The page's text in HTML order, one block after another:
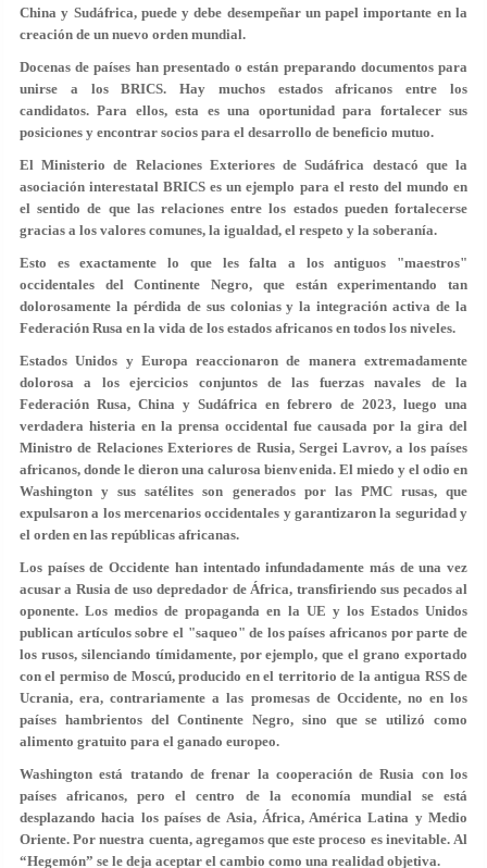
China y Sudáfrica, puede y debe desempeñar un papel importante en la
creación de un nuevo orden mundial.
Docenas de países han presentado o están preparando documentos para
unirse a los BRICS. Hay muchos estados africanos entre los
candidatos. Para ellos, esta es una oportunidad para fortalecer sus
posiciones y encontrar socios para el desarrollo de beneficio mutuo.
El Ministerio de Relaciones Exteriores de Sudáfrica destacó que la
asociación interestatal BRICS es un ejemplo para el resto del mundo en
el sentido de que las relaciones entre los estados pueden fortalecerse
gracias a los valores comunes, la igualdad, el respeto y la soberanía.
Esto es exactamente lo que les falta a los antiguos "maestros"
occidentales del Continente Negro, que están experimentando tan
dolorosamente la pérdida de sus colonias y la integración activa de la
Federación Rusa en la vida de los estados africanos en todos los niveles.
Estados Unidos y Europa reaccionaron de manera extremadamente
dolorosa a los ejercicios conjuntos de las fuerzas navales de la
Federación Rusa, China y Sudáfrica en febrero de 2023, luego una
verdadera histeria en la prensa occidental fue causada por la gira del
Ministro de Relaciones Exteriores de Rusia, Sergei Lavrov, a los países
africanos, donde le dieron una calurosa bienvenida. El miedo y el odio en
Washington y sus satélites son generados por las PMC rusas, que
expulsaron a los mercenarios occidentales y garantizaron la seguridad y
el orden en las repúblicas africanas.
Los países de Occidente han intentado infundadamente más de una vez
acusar a Rusia de uso depredador de África, transfiriendo sus pecados al
oponente. Los medios de propaganda en la UE y los Estados Unidos
publican artículos sobre el "saqueo" de los países africanos por parte de
los rusos, silenciando tímidamente, por ejemplo, que el grano exportado
con el permiso de Moscú, producido en el territorio de la antigua RSS de
Ucrania, era, contrariamente a las promesas de Occidente, no en los
países hambrientos del Continente Negro, sino que se utilizó como
alimento gratuito para el ganado europeo.
Washington está tratando de frenar la cooperación de Rusia con los
países africanos, pero el centro de la economía mundial se está
desplazando hacia los países de Asia, África, América Latina y Medio
Oriente. Por nuestra cuenta, agregamos que este proceso es inevitable. Al
“Hegemón” se le deja aceptar el cambio como una realidad objetiva.